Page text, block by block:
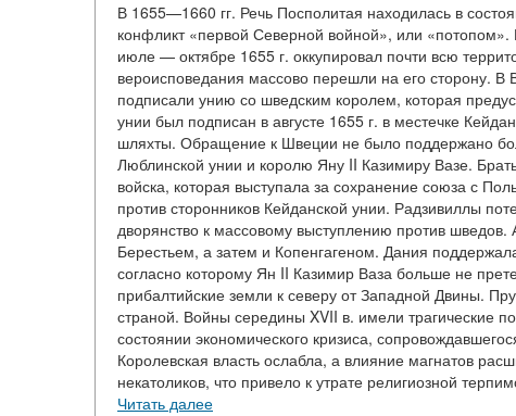
В 1655—1660 гг. Речь Посполитая находилась в
конфликт «первой Северной войной», или
июле — октябре 1655 г. оккупировал почти всю
вероисповедания массово перешли на его сторону.
подписали унию со шведским королем, которая
унии был подписан в августе 1655 г. в местечке
шляхты. Обращение к Швеции не было поддержано
Люблинской унии и королю Яну II Казимиру Вазе.
войска, которая выступала за сохранение союза с
против сторонников Кейданской унии. Радзивиллы
дворянство к массовому выступлению против
Берестьем, а затем и Копенгагеном. Дания
согласно которому Ян II Казимир Ваза больше не
прибалтийские земли к северу от Западной Двины.
страной. Войны середины XVII в. имели трагические
состоянии экономического кризиса,
Королевская власть ослабла, а влияние магнатов
некатоликов, что привело к утрате религиозной
Читать далее